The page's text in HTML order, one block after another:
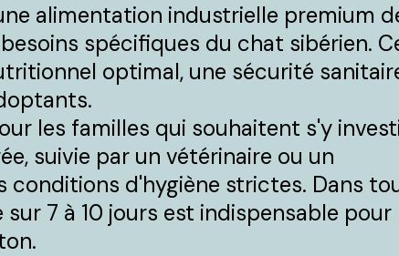
alimentation industrielle premium
spécifiques du chat sibérien.
optimal, une sécurité
les familles qui souhaitent s'y
suivie par un vétérinaire ou un
d'hygiène strictes. Dans
7 à 10 jours est indispensable pour